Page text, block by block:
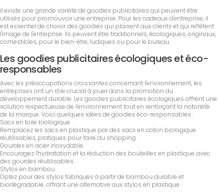
il existe une grande variété de goodies publicitaires qui peuvent être
utilisés pour promouvoir une entreprise. Pour les cadeaux d'entreprise, il
est essentiel de choisir des goodies qui plaisent aux clients et qui reflètent
l'image de l'entreprise. Ils peuvent être traditionnels, écologiques, originaux,
comestibles, pour le bien-être, ludiques ou pour le bureau.
Les goodies publicitaires écologiques et éco-
responsables
Avec les préoccupations croissantes concernant l'environnement, les
entreprises ont un rôle crucial à jouer dans la promotion du
développement durable. Les goodies publicitaires écologiques offrent une
solution respectueuse de l'environnement tout en renforçant la notoriété
de la marque. Voici quelques idées de goodies éco-responsables :
Sacs en toile biologique
Remplacez les sacs en plastique par des sacs en coton biologique
réutilisables, pratiques pour faire du shopping.
Gourdes en acier inoxydable
Encouragez l'hydratation et la réduction des bouteilles en plastique avec
des gourdes réutilisables.
Stylos en bambou
Optez pour des stylos fabriqués à partir de bambou durable et
biodégradable, offrant une alternative aux stylos en plastique.